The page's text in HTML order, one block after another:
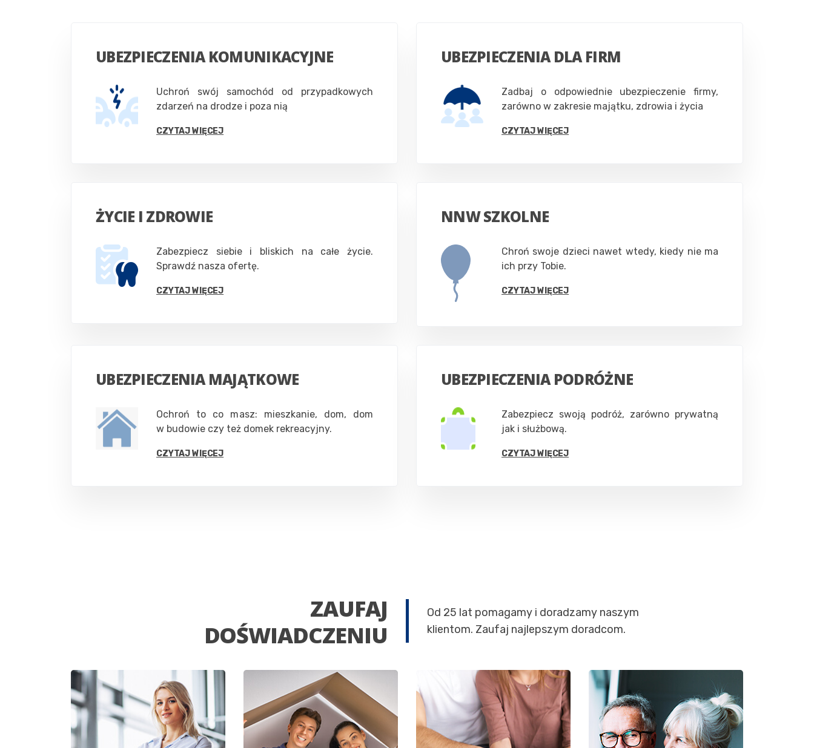
UBEZPIECZENIA KOMUNIKACYJNE
Uchroń swój samochód od przypadkowych
zdarzeń na drodze i poza nią
CZYTAJ WIĘCEJ
UBEZPIECZENIA DLA FIRM
Zadbaj o odpowiednie ubezpieczenie firmy,
zarówno w zakresie majątku, zdrowia i życia
CZYTAJ WIĘCEJ
ŻYCIE I ZDROWIE
Zabezpiecz siebie i bliskich na całe życie.
Sprawdź nasza ofertę.
CZYTAJ WIĘCEJ
NNW SZKOLNE
Chroń swoje dzieci nawet wtedy, kiedy nie ma
ich przy Tobie.
CZYTAJ WIĘCEJ
UBEZPIECZENIA MAJĄTKOWE
Ochroń to co masz: mieszkanie, dom, dom
w budowie czy też domek rekreacyjny.
CZYTAJ WIĘCEJ
UBEZPIECZENIA PODRÓŻNE
Zabezpiecz swoją podróż, zarówno prywatną
jak i służbową.
CZYTAJ WIĘCEJ
ZAUFAJ
DOŚWIADCZENIU
Od 25 lat pomagamy i doradzamy naszym
klientom. Zaufaj najlepszym doradcom.